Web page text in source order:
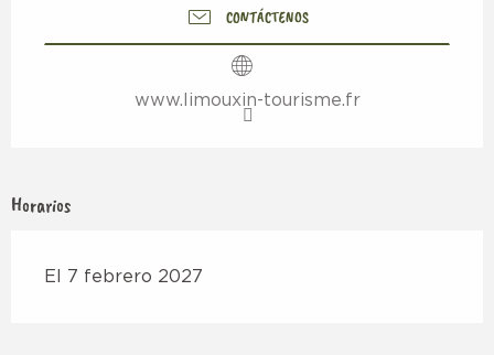
CONTÁCTENOS
www.limouxin-tourisme.fr
Horarios
El 7 febrero 2027